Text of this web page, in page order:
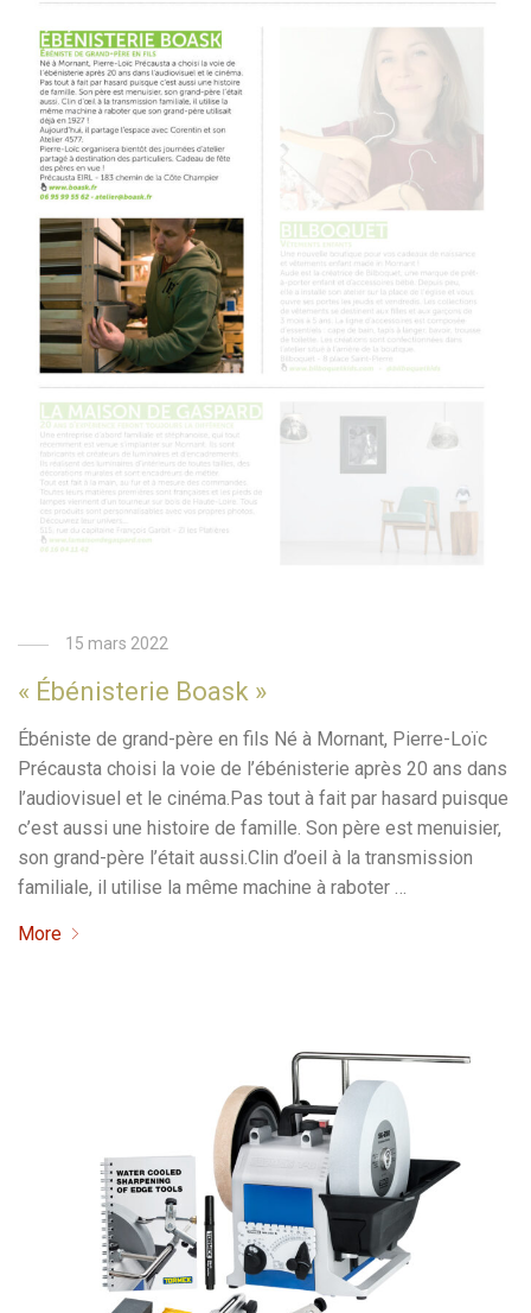
15 mars 2022
« Ébénisterie Boask »
Ébéniste de grand-père en fils Né à Mornant, Pierre-Loïc
Précausta choisi la voie de l’ébénisterie après 20 ans dans
l’audiovisuel et le cinéma.Pas tout à fait par hasard puisque
c’est aussi une histoire de famille. Son père est menuisier,
son grand-père l’était aussi.Clin d’oeil à la transmission
familiale, il utilise la même machine à raboter …
More